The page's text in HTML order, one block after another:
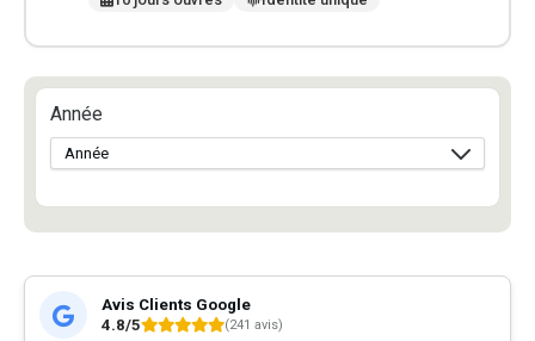
Année
Avis Clients Google
4.8/5
(241 avis)